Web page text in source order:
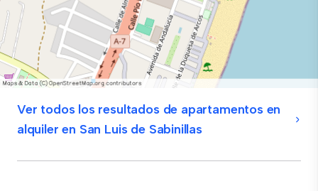
Ver todos los resultados de apartamentos en
alquiler en San Luis de Sabinillas